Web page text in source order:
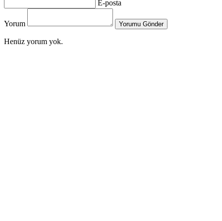
E-posta
Yorum Yorumu Gönder
Henüz yorum yok.